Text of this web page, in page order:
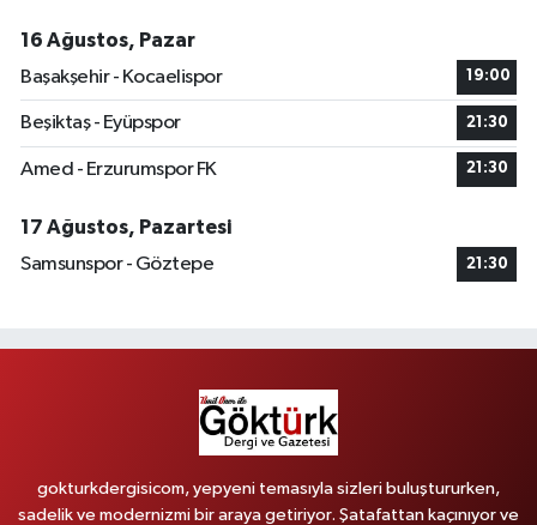
16 Ağustos, Pazar
Başakşehir - Kocaelispor
19:00
Beşiktaş - Eyüpspor 21:30
Amed - Erzurumspor FK 21:30
17 Ağustos, Pazartesi
Samsunspor - Göztepe
21:30
gokturkdergisicom, yepyeni temasıyla sizleri buluştururken,
sadelik ve modernizmi bir araya getiriyor. Şatafattan kaçınıyor ve